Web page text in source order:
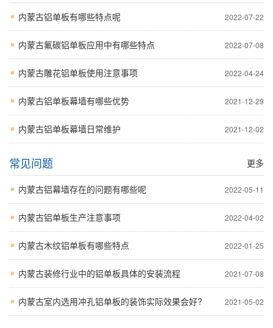
2022-07-22
内蒙古铝单板有哪些特点呢
2022-07-08
内蒙古氟碳铝单板应用中有哪些特点
2022-04-24
内蒙古雕花铝单板使用注意事项
2021-12-29
内蒙古铝单板幕墙有哪些优势
2021-12-02
内蒙古铝单板幕墙日常维护
更多
常见问题
2022-05-11
内蒙古铝幕墙存在的问题有哪些呢
2022-04-02
内蒙古铝单板生产注意事项
2022-01-25
内蒙古木纹铝单板有哪些特点
2021-07-08
内蒙古装修行业中的铝单板具体的安装流程
2021-05-02
内蒙古室内选用冲孔铝单板的装饰实际效果会好?